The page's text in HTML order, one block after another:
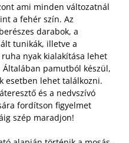
ami minden változatnál
a fehér szín. Az
darabok, a
tunikák, illetve a
nyak kialakítása lehet
Általában pamutból készül,
esetben lehet találkozni.
és a nedvszívó
fordítson figyelmet
szép maradjon!